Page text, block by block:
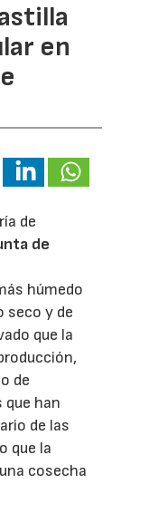
en
de
de
húmedo
seco y de
que la
de
que han
de las
que la
cosecha